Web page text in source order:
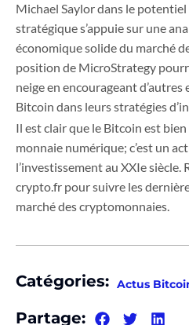
Michael Saylor dans le
stratégique s’appuie sur une
économique solide du marché
position de MicroStrategy
neige en encourageant
Bitcoin dans leurs stratégies
Il est clair que le Bitcoin est bien
monnaie numérique; c’est un
l’investissement au XXIe siècle.
crypto.fr pour suivre les
marché des cryptomonnaies.
Catégories: Actus
Partage: